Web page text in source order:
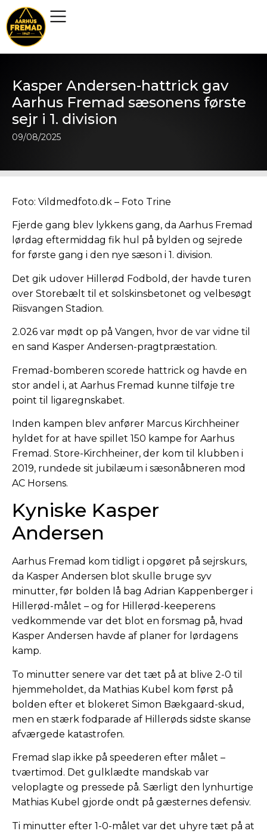
Kasper Andersen-hattrick gav
Aarhus Fremad sæsonens første
sejr i 1. division
09/08/2025
Foto: Vildmedfoto.dk – Foto Trine
Fjerde gang blev lykkens gang, da Aarhus Fremad
lørdag eftermiddag fik hul på bylden og sejrede
for første gang i den nye sæson i 1. division.
Det gik udover Hillerød Fodbold, der havde turen
over Storebælt til et solskinsbetonet og velbesøgt
Riisvangen Stadion.
2.026 var mødt op på Vangen, hvor de var vidne til
en sand Kasper Andersen-pragtpræstation.
Fremad-bomberen scorede hattrick og havde en
stor andel i, at Aarhus Fremad kunne tilføje tre
point til ligaregnskabet.
Inden kampen blev anfører Marcus Kirchheiner
hyldet for at have spillet 150 kampe for Aarhus
Fremad. Store-Kirchheiner, der kom til klubben i
2019, rundede sit jubilæum i sæsonåbneren mod
AC Horsens.
Kyniske Kasper
Andersen
Aarhus Fremad kom tidligt i opgøret på sejrskurs,
da Kasper Andersen blot skulle bruge syv
minutter, før bolden lå bag Adrian Kappenberger i
Hillerød-målet – og for Hillerød-keeperens
vedkommende var det blot en forsmag på, hvad
Kasper Andersen havde af planer for lørdagens
kamp.
To minutter senere var det tæt på at blive 2-0 til
hjemmeholdet, da Mathias Kubel kom først på
bolden efter et blokeret Simon Bækgaard-skud,
men en stærk fodparade af Hillerøds sidste skanse
afværgede katastrofen.
Fremad slap ikke på speederen efter målet –
tværtimod. Det gulklædte mandskab var
veloplagte og pressede på. Særligt den lynhurtige
Mathias Kubel gjorde ondt på gæsternes defensiv.
Ti minutter efter 1-0-målet var det uhyre tæt på at